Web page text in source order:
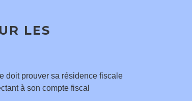
LES
doit prouver sa résidence fiscale
à son compte fiscal